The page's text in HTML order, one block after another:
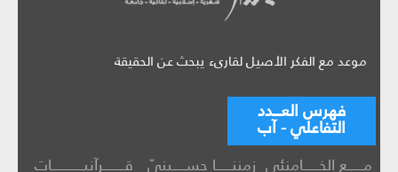
موعد مع الفكر الأصيل لقارىء يبحث عن الحقيقة
فهرس العـــدد
التفاعلي - آب
مــــــع الخــــــامنئي زمننــــــا حســـــينيّ قــــــــرآنيــــــــــــات